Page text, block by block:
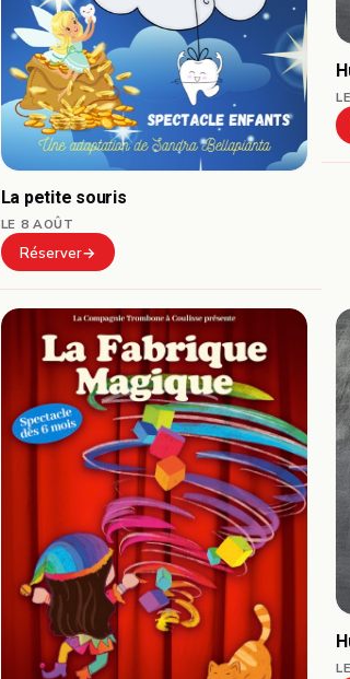
La petite souris
LE 8 AOÛT
Réserver